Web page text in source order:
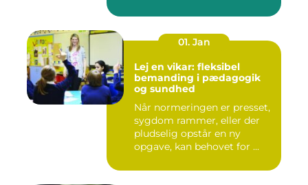
01. Jan
Lej en vikar: fleksibel
bemanding i pædagogik
og sundhed
Når normeringen er presset,
sygdom rammer, eller der
pludselig opstår en ny
opgave, kan behovet for ...